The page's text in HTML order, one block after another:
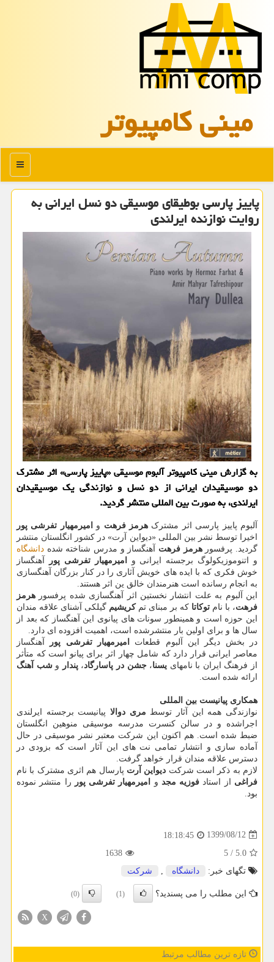
مینی كامپیوتر
منو
پاییز پارسی بوطیقای موسیقی دو نسل ایرانی به
روایت نوازنده ایرلندی
به گزارش مینی كامپیوتر آلبوم موسیقی «پاییز پارسی» اثر مشترك
دو موسیقیدان ایرانی از دو نسل و نوازندگی یك موسیقیدان
ایرلندی، به صورت بین المللی منتشر گردید.
آلبوم پاییز پارسی اثر مشترک هرمز فرهت و
امیرمهیار تفرشی پور
اخیرا توسط نشر بین المللی «دیواین آرت» در کشور انگلستان منتشر
گردید. پرفسور هرمز فرهت آهنگساز و مدرس شناخته شده دانشگاه
و اتنوموزیکولوگ برجسته ایرانی و امیرمهیار تفرشی پور
آهنگساز
خوش فکری که با ایده های خویش آثاری را در کنار بزرگان آهنگسازی
به انجام رسانده است هنرمندان خالق ین اثر هستند.
این آلبوم به علت انتشار نخستین اثر آهنگسازی شده پرفسور هرمز
فرهت، با نام توکاتا که بر مبنای تمکریشیم گیلکی آشنای علاقه مندان
این حوزه است و همینطور سونات های پیانوی این آهنگساز که بعد از
سال ها و برای اولین بار منتشرشده است، اهمیت افزوده ای دارد.
در بخش دیگر این آلبوم قطعات
امیرمهیار تفرشی پور
آهنگساز
معاصر ایرانی قرار دارد که شامل چهار اثر برای پیانو است که متأثر
از فرهنگ ایران با نامهای یسنا،جشن در پاسارگاد،پندار و شب آهنگ
ارائه شده است.
همکاری پیانیست بین المللی
نوازندگی همه این آثار توسط مری دوالا پیانیست برجسته ایرلندی
اجراشده و در سالن کنسرت مدرسه موسیقی منوهین انگلستان
ضبط شده است. هم اکنون این شرکت معتبر نشر موسیقی در حال
آماده سازی و انتشار تمامی نت های این آثار است که بزودی در
دسترس علاقه مندان قرار خواهد گرفت.
لازم به ذکر است شرکت دیواین آرت پارسال هم اثری مشترک با نام
فراغی از استادفوزیه مجد و امیرمهیار تفرشی پور را منتشر نموده
بود.
1399/08/12
18:18:45
5.0
/
5
1638
تگهای خبر:
دانشگاه , شركت
این مطلب را می پسندید؟ (1)
(0)
X
تازه ترین مطالب مرتبط